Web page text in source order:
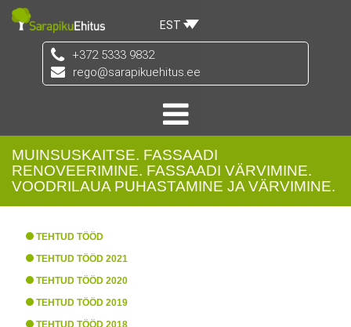
EST
+372 5333 9832
rego@sarapikuehitus.ee
MUINSUSKAITSE. FASSAADI
RENOVEERIMINE. FASSAADI VÄRVIMINE.
VOODRILAUA PUHASTAMINE JA VÄRVIMINE.
TEHTUD TÖÖD
TEHTUD TÖÖD 2021
TEHTUD TÖÖD 2020
TEHTUD TÖÖD 2019